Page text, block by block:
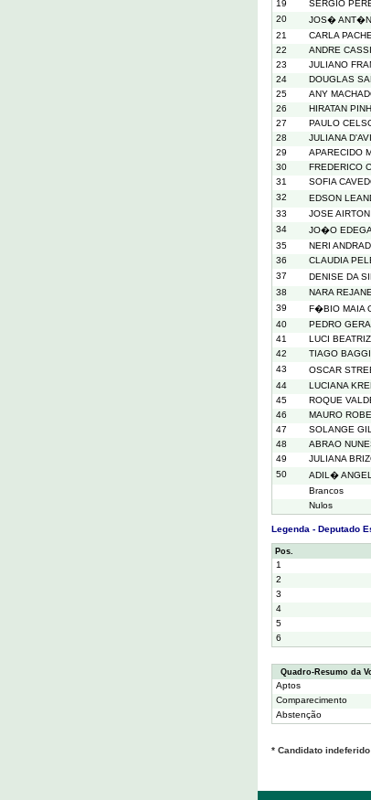
19
SERGIO
20
JOS�
21
CARLA
22
ANDRE
23
JULIANO
24
DOUGLAS
25
ANY
26
HIRATAN
27
PAULO
28
JULIANA
29
APARECIDO
30
FREDERICO
31
SOFIA
32
EDSON
33
JOSE
34
JO�O
35
NERI
36
CLAUDIA
37
DENISE DA
38
NARA
39
F�BIO MAIA
40
PEDRO
41
LUCI
42
TIAGO
43
OSCAR
44
LUCIANA
45
ROQUE
46
MAURO
47
SOLANGE
48
ABRAO
49
JULIANA
50
ADIL�
Brancos
Nulos
Legenda - Deputado
Pos.
1
2
3
4
5
6
Quadro-Resumo da
Aptos
Comparecimento
Abstenção
* Candidato